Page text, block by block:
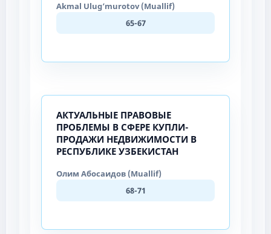
Akmal Ulug‘murotov (Muallif)
65-67
АКТУАЛЬНЫЕ ПРАВОВЫЕ
ПРОБЛЕМЫ В СФЕРЕ КУПЛИ-
ПРОДАЖИ НЕДВИЖИМОСТИ В
РЕСПУБЛИКЕ УЗБЕКИСТАН
Олим Абосаидов (Muallif)
68-71